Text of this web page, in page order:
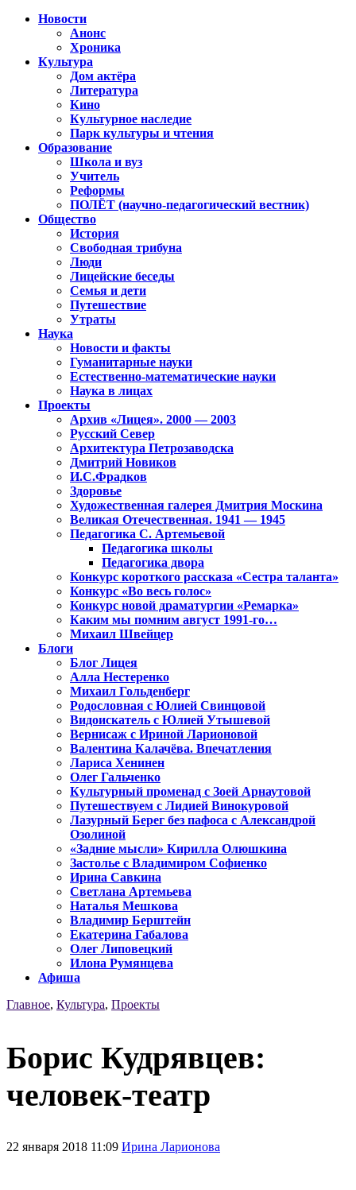
Новости
Анонс
Хроника
Культура
Дом актёра
Литература
Кино
Культурное наследие
Парк культуры и чтения
Образование
Школа и вуз
Учитель
Реформы
ПОЛЁТ (научно-педагогический вестник)
Общество
История
Свободная трибуна
Люди
Лицейские беседы
Семья и дети
Путешествие
Утраты
Наука
Новости и факты
Гуманитарные науки
Естественно-математические науки
Наука в лицах
Проекты
Архив «Лицея». 2000 — 2003
Русский Север
Архитектура Петрозаводска
Дмитрий Новиков
И.С.Фрадков
Здоровье
Художественная галерея Дмитрия Москина
Великая Отечественная. 1941 — 1945
Педагогика С. Артемьевой
Педагогика школы
Педагогика двора
Конкурс короткого рассказа «Сестра таланта»
Конкурс «Во весь голос»
Конкурс новой драматургии «Ремарка»
Каким мы помним август 1991-го…
Михаил Швейцер
Блоги
Блог Лицея
Алла Нестеренко
Михаил Гольденберг
Родословная с Юлией Свинцовой
Видоискатель с Юлией Утышевой
Вернисаж с Ириной Ларионовой
Валентина Калачёва. Впечатления
Лариса Хенинен
Олег Гальченко
Культурный променад с Зоей Арнаутовой
Путешествуем с Лидией Винокуровой
Лазурный Берег без пафоса с Александрой
Озолиной
«Задние мысли» Кирилла Олюшкина
Застолье с Владимиром Софиенко
Ирина Савкина
Светлана Артемьева
Наталья Мешкова
Владимир Берштейн
Екатерина Габалова
Олег Липовецкий
Илона Румянцева
Афиша
Главное, Культура, Проекты
Борис Кудрявцев:
человек-театр
22 января 2018 11:09 Ирина Ларионова